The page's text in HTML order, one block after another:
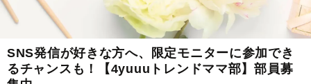
SNS発信が好きな方へ、限定モニターに参加でき
るチャンスも！【4yuuuトレンドママ部】部員募